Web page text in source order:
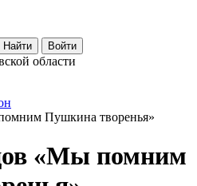
Найти
Войти
области
Пушкина творенья»
«Мы помним